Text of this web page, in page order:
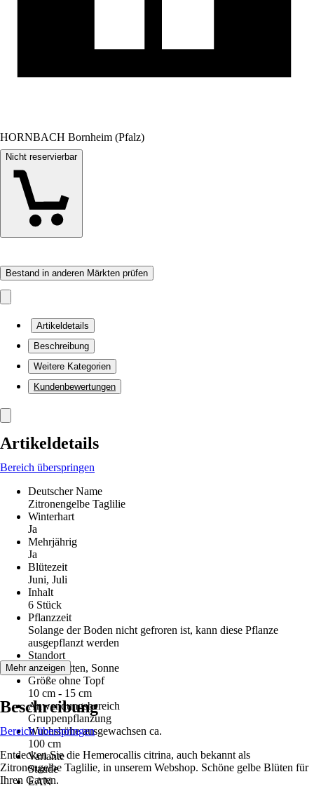
HORNBACH Bornheim (Pfalz)
Nicht reservierbar
Bestand in anderen Märkten prüfen
Artikeldetails
Beschreibung
Weitere Kategorien
Kundenbewertungen
Artikeldetails
Bereich überspringen
Deutscher Name
Zitronengelbe Taglilie
Winterhart
Ja
Mehrjährig
Ja
Blütezeit
Juni, Juli
Inhalt
6 Stück
Pflanzzeit
Solange der Boden nicht gefroren ist, kann diese Pflanze
ausgepflanzt werden
Standort
Halbschatten, Sonne
Größe ohne Topf
10 cm - 15 cm
Anwendungsbereich
Gruppenpflanzung
Wuchshöhe ausgewachsen ca.
100 cm
Variante
Staude
EAN
Mehr anzeigen
Beschreibung
Bereich überspringen
Entdecken Sie die Hemerocallis citrina, auch bekannt als
Zitronengelbe Taglilie, in unserem Webshop. Schöne gelbe Blüten für
Ihren Garten.